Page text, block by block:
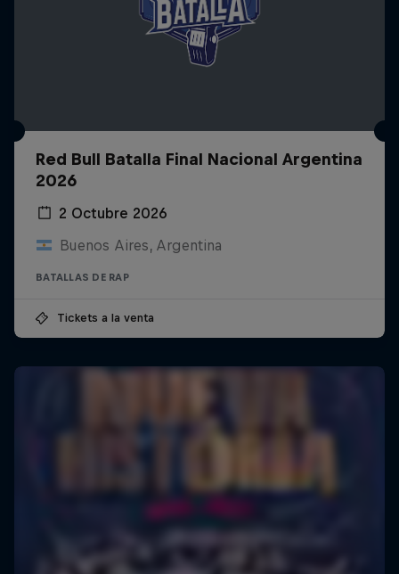
Red Bull Batalla Final Nacional Argentina
2026
2 Octubre 2026
Buenos Aires, Argentina
BATALLAS DE RAP
Tickets a la venta